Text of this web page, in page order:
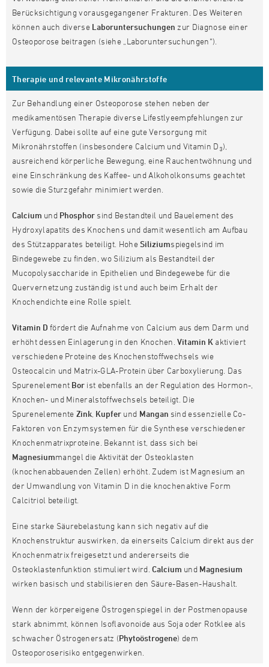
Berücksichtigung vorausgegangener Frakturen. Des Weiteren
können auch diverse Laboruntersuchungen zur Diagnose einer
Osteoporose beitragen (siehe „Laboruntersuchungen“).
Therapie und relevante Mikronährstoffe
Zur Behandlung einer Osteoporose stehen neben der
medikamentösen Therapie diverse Lifestlyeempfehlungen zur
Verfügung. Dabei sollte auf eine gute Versorgung mit
Mikronährstoffen (insbesondere Calcium und Vitamin D 3),
ausreichend körperliche Bewegung, eine Rauchentwöhnung und
eine Einschränkung des Kaffee- und Alkoholkonsums geachtet
sowie die Sturzgefahr minimiert werden.
Calcium und Phosphor sind Bestandteil und Bauelement des
Hydroxylapatits des Knochens und damit wesentlich am Aufbau
des Stützapparates beteiligt. HoheSiliziumspiegelsind im
Bindegewebe zu finden, wo Silizium als Bestandteil der
Mucopolysaccharide in Epithelien und Bindegewebe für die
Quervernetzung zuständig ist und auch beim Erhalt der
Knochendichte eine Rolle spielt.
Vitamin D fördert die Aufnahme von Calcium aus dem Darm und
erhöht dessen Einlagerung in den Knochen.Vitamin K aktiviert
verschiedene Proteine des Knochenstoffwechsels wie
Osteocalcin und Matrix-GLA-Protein über Carboxylierung. Das
Spurenelement Bor ist ebenfalls an der Regulation des Hormon-,
Knochen- und Mineralstoffwechsels beteiligt. Die
Spurenelemente Zink, Kupfer und Mangan sind essenzielle Co-
Faktoren von Enzymsystemen für die Synthese verschiedener
Knochenmatrixproteine. Bekannt ist, dass sich bei
Magnesiummangel die Aktivität der Osteoklasten
(knochenabbauenden Zellen) erhöht. Zudem ist Magnesium an
der Umwandlung von Vitamin D in die knochenaktive Form
Calcitriol beteiligt.
Eine starke Säurebelastung kann sich negativ auf die
Knochenstruktur auswirken, da einerseits Calcium direkt aus der
Knochenmatrix freigesetzt und andererseits die
Osteoklastenfunktion stimuliert wird.Calcium und Magnesium
wirken basisch und stabilisieren den Säure-Basen-Haushalt.
Wenn der körpereigene Östrogenspiegel in der Postmenopause
stark abnimmt, können Isoflavonoide aus Soja oder Rotklee als
schwacher Östrogenersatz (Phytoöstrogene) dem
Osteoporoserisiko entgegenwirken.